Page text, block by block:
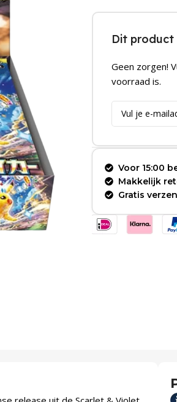
Dit product
Geen zorgen!
voorraad is.
Voor 15:00
Makkelijk
Gratis